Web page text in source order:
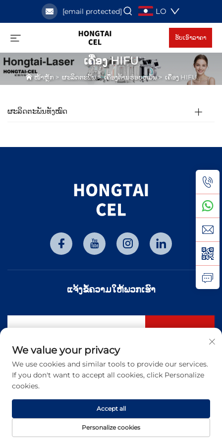
[email protected] LO
ຮັບເອົາລາຄາ
ເຄື່ອງ HIFU
ໜ້າຫຼັກ > ຜະລິດຕະພັນ>ເຄື່ອງຕ້ານຮ່ອຍຫມໍ້ນ> ເຄື່ອງ HIFU
ຜະລິດຕະພັນທັງໝົດ
ແຈ້ງຂໍ້ຄວາມໃຫ້ພວກເຮົາ
ລິຂະສິດ © 2026 ບໍລິສັດ ໂທງຈິນ ໂຮງໄຕ ອອບໂທເອເລັກໂທຣນິກ ເທັກໂນໂລຊີ
ຈຳກັດ. ສິດທິທັງໝົດຖືກຮັກສາໄວ້. -
ນະໂຍບາຍຄວາມເປັນສ່ວນຕົວ
We value your privacy
We use cookies and similar tools to provide our services.
If you don't want to accept all cookies, click Personalize
cookies.
Personalize cookies
Accept all